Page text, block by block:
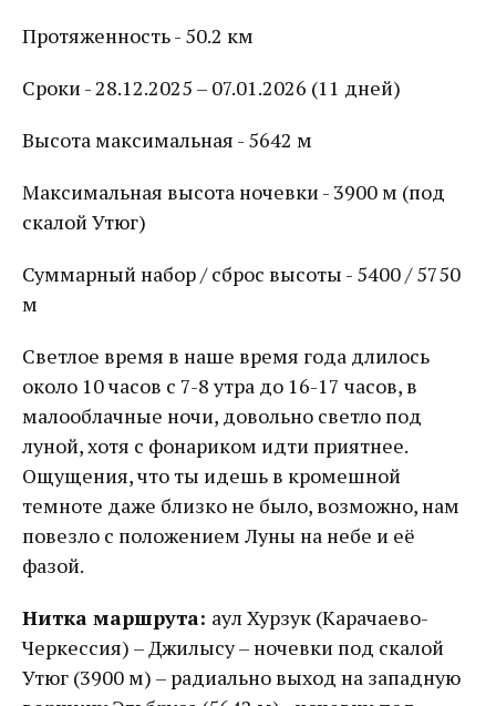
Протяженность - 50.2 км
Сроки - 28.12.2025 – 07.01.2026 (11 дней)
Высота максимальная - 5642 м
Максимальная высота ночевки - 3900 м (под
скалой Утюг)
Суммарный набор / сброс высоты - 5400 / 5750
м
Светлое время в наше время года длилось
около 10 часов с 7-8 утра до 16-17 часов, в
малооблачные ночи, довольно светло под
луной, хотя с фонариком идти приятнее.
Ощущения, что ты идешь в кромешной
темноте даже близко не было, возможно, нам
повезло с положением Луны на небе и её
фазой.
Нитка маршрута: аул Хурзук (Карачаево-
Черкессия) – Джилысу – ночевки под скалой
Утюг (3900 м) – радиально выход на западную